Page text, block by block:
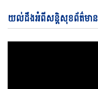
យល់ដឹងអំពីសន្តិសុខព័ត៌មាន